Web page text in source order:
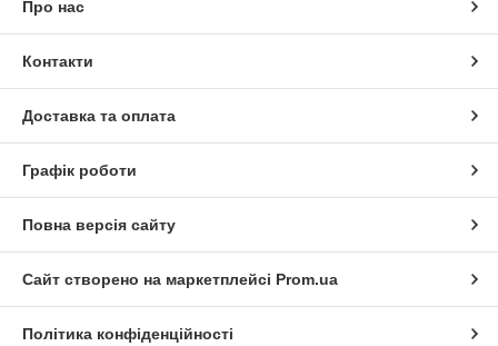
Про нас
Контакти
Доставка та оплата
Графік роботи
Повна версія сайту
Сайт створено на маркетплейсі Prom.ua
Політика конфіденційності